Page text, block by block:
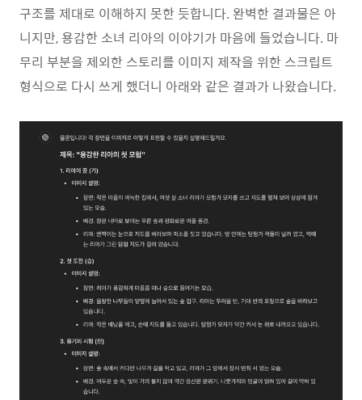
구조를 제대로 이해하지 못한 듯합니다. 완벽한 결과물은 아
니지만, 용감한 소녀 리아의 이야기가 마음에 들었습니다. 마
무리 부분을 제외한 스토리를 이미지 제작을 위한 스크립트
형식으로 다시 쓰게 했더니 아래와 같은 결과가 나왔습니다.